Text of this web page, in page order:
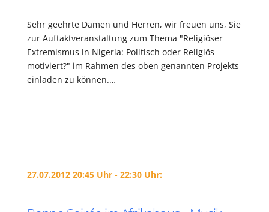
Sehr geehrte Damen und Herren, wir freuen uns, Sie
zur Auftaktveranstaltung zum Thema "Religiöser
Extremismus in Nigeria: Politisch oder Religiös
motiviert?" im Rahmen des oben genannten Projekts
einladen zu können.…
27.07.2012 20:45 Uhr - 22:30 Uhr: